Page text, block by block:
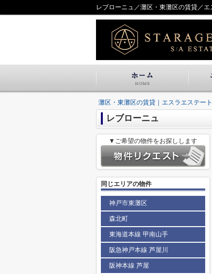
レブローニュ／灘区・東灘区の賃貸／エ
灘区・東灘区の賃貸｜エスラエステート
レブローニュ
▼ご希望の物件をお探しします
同じエリアの物件
神戸市東灘区
森北町
東海道本線 甲南山手
阪急神戸本線 芦屋川
阪神本線 芦屋